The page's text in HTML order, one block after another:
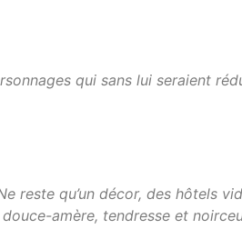
qui sans lui seraient
reste qu’un décor, des hôtels
amère, tendresse et